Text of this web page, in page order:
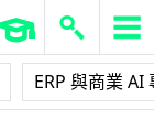
ERP 與商業 AI